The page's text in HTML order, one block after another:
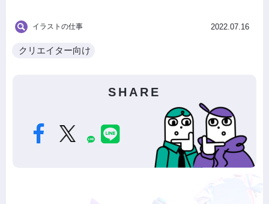
イラストの仕事 2022.07.16
クリエイター向け
SHARE